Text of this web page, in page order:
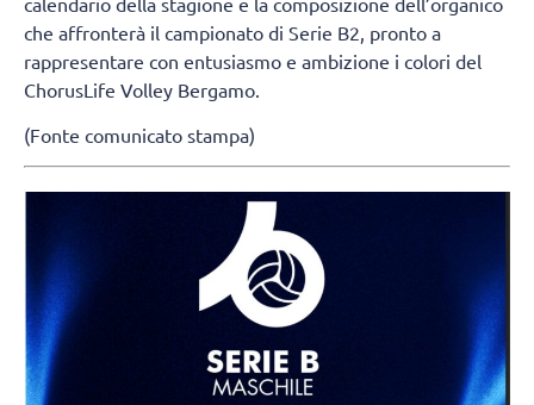
che affronterà il campionato di Serie B2, pronto a
rappresentare con entusiasmo e ambizione i colori del
ChorusLife Volley Bergamo.
(Fonte comunicato stampa)